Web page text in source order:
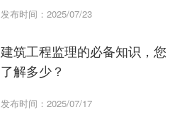
发布时间：2025/07/23
建筑工程监理的必备知识，您
了解多少？
发布时间：2025/07/17